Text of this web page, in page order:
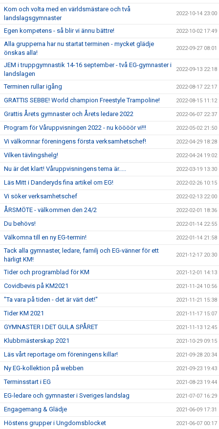
Kom och volta med en världsmästare och två
landslagsgymnaster
2022-10-14 23:00
Egen kompetens - så blir vi ännu bättre! 2022-10-02 17:49
Alla grupperna har nu startat terminen - mycket glädje
önskas alla!
2022-09-27 08:01
JEM i truppgymnastik 14-16 september - två EG-gymnaster i
landslagen
2022-09-13 22:18
Terminen rullar igång 2022-08-17 22:17
GRATTIS SEBBE! World champion Freestyle Trampoline! 2022-08-15 11:12
Grattis Årets gymnaster och Årets ledare 2022 2022-06-07 22:37
Program för Våruppvisningen 2022 - nu köööör vi!!! 2022-05-02 21:50
Vi välkomnar föreningens första verksamhetschef! 2022-04-29 18:28
Vilken tävlingshelg! 2022-04-24 19:02
Nu är det klart! Våruppvisningens tema är..... 2022-03-19 13:30
Läs Mitt i Danderyds fina artikel om EG! 2022-02-26 10:15
Vi söker verksamhetschef 2022-02-13 22:00
ÅRSMÖTE - välkommen den 24/2 2022-02-01 18:36
Du behövs! 2022-01-14 22:55
Välkomna till en ny EG-termin! 2022-01-14 21:58
Tack alla gymnaster, ledare, familj och EG-vänner för ett
härligt KM!
2021-12-17 20:30
Tider och programblad för KM 2021-12-01 14:13
Covidbevis på KM2021 2021-11-24 10:56
"Ta vara på tiden - det är värt det!" 2021-11-21 15:38
Tider KM 2021 2021-11-17 15:07
GYMNASTER I DET GULA SPÅRET 2021-11-13 12:45
Klubbmästerskap 2021 2021-10-29 09:15
Läs vårt reportage om föreningens killar! 2021-09-28 20:34
Ny EG-kollektion på webben 2021-09-23 19:43
Terminsstart i EG 2021-08-23 19:44
EG-ledare och gymnaster i Sveriges landslag 2021-07-07 16:29
Engagemang & Glädje 2021-06-09 17:31
Höstens grupper i Ungdomsblocket 2021-06-07 00:17